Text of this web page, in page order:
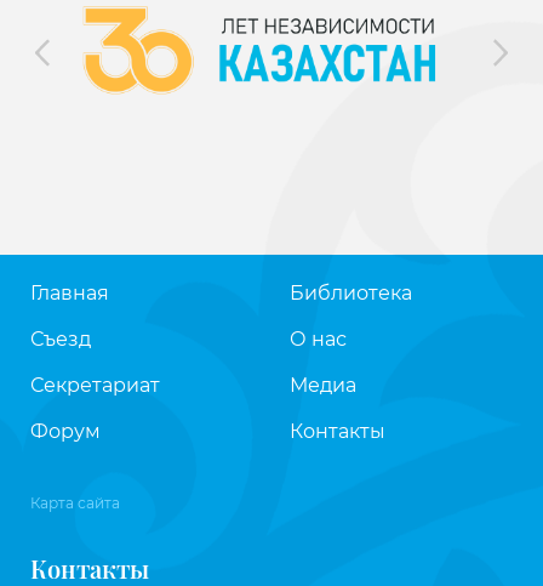
Главная
Съезд
Секретариат
Форум
Библиотека
О нас
Медиа
Контакты
Карта сайта
Контакты